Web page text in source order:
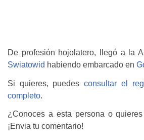
De profesión hojolatero, llegó a la
Swiatowid habiendo embarcado en
Si quieres, puedesconsultar el
completo.
¿Conoces a esta persona o
¡Envia tu comentario!